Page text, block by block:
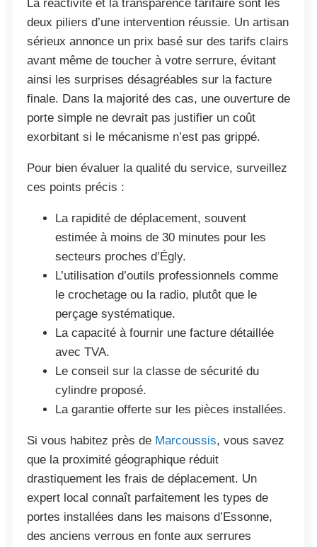
La réactivité et la transparence tarifaire sont les
deux piliers d’une intervention réussie. Un artisan
sérieux annonce un prix basé sur des tarifs clairs
avant même de toucher à votre serrure, évitant
ainsi les surprises désagréables sur la facture
finale. Dans la majorité des cas, une ouverture de
porte simple ne devrait pas justifier un coût
exorbitant si le mécanisme n’est pas grippé.
Pour bien évaluer la qualité du service, surveillez
ces points précis :
La rapidité de déplacement, souvent
estimée à moins de 30 minutes pour les
secteurs proches d’Égly.
L’utilisation d’outils professionnels comme
le crochetage ou la radio, plutôt que le
perçage systématique.
La capacité à fournir une facture détaillée
avec TVA.
Le conseil sur la classe de sécurité du
cylindre proposé.
La garantie offerte sur les pièces installées.
Si vous habitez près de Marcoussis, vous savez
que la proximité géographique réduit
drastiquement les frais de déplacement. Un
expert local connaît parfaitement les types de
portes installées dans les maisons d’Essonne,
des anciens verrous en fonte aux serrures